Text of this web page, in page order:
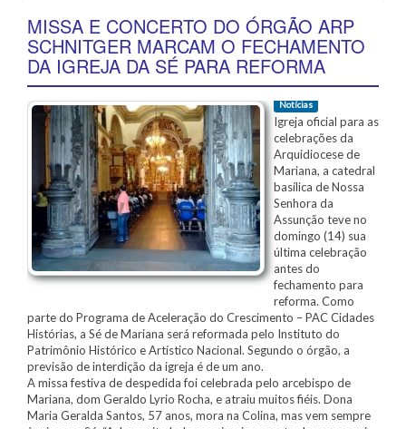
MISSA E CONCERTO DO ÓRGÃO ARP
SCHNITGER MARCAM O FECHAMENTO
DA IGREJA DA SÉ PARA REFORMA
Notícias
Igreja oficial para as
celebrações da
Arquidiocese de
Mariana, a catedral
basílica de Nossa
Senhora da
Assunção teve no
domingo (14) sua
última celebração
antes do
fechamento para
reforma. Como
parte do Programa de Aceleração do Crescimento – PAC Cidades
Histórias, a Sé de Mariana será reformada pelo Instituto do
Patrimônio Histórico e Artístico Nacional. Segundo o órgão, a
previsão de interdição da igreja é de um ano.
A missa festiva de despedida foi celebrada pelo arcebispo de
Mariana, dom Geraldo Lyrio Rocha, e atraiu muitos fiéis. Dona
Maria Geralda Santos, 57 anos, mora na Colina, mas vem sempre